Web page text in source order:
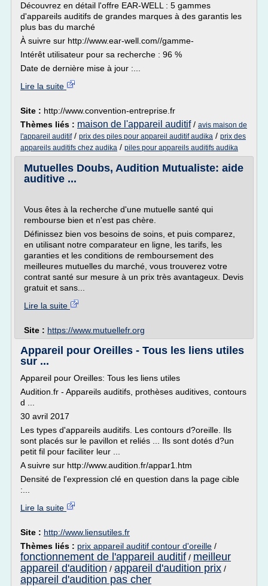
Découvrez en détail l'offre EAR-WELL : 5 gammes
d'appareils auditifs de grandes marques à des garantis les
plus bas du marché
À suivre sur http://www.ear-well.com//gamme-
Intérêt utilisateur pour sa recherche : 96 %
Date de dernière mise à jour :...
Lire la suite
Site : http://www.convention-entreprise.fr
Thèmes liés : maison de l'appareil auditif/ avis maison de
l'appareil auditif/ prix des piles pour appareil auditif audika / prix des
appareils auditifs chez audika / piles pour appareils auditifs audika
Mutuelles Doubs, Audition Mutualiste: aide
auditive ...
Vous êtes à la recherche d'une mutuelle santé qui
rembourse bien et n'est pas chère.
Définissez bien vos besoins de soins, et puis comparez,
en utilisant notre comparateur en ligne, les tarifs, les
garanties et les conditions de remboursement des
meilleures mutuelles du marché, vous trouverez votre
contrat santé sur mesure à un prix très avantageux. Devis
gratuit et sans...
Lire la suite
Site : https://www.mutuellefr.org
Appareil pour Oreilles - Tous les liens utiles
sur ...
Appareil pour Oreilles: Tous les liens utiles
Audition.fr - Appareils auditifs, prothèses auditives, contours
d ...
30 avril 2017
Les types d'appareils auditifs. Les contours d?oreille. Ils
sont placés sur le pavillon et reliés ... Ils sont dotés d?un
petit fil pour faciliter leur ...
A suivre sur http://www.audition.fr/appar1.htm
Densité de l'expression clé en question dans la page cible
:...
Lire la suite
Site : http://www.liensutiles.fr
Thèmes liés : prix appareil auditif contour d'oreille /
fonctionnement de l'appareil auditif / meilleur
appareil d'audition / appareil d'audition prix /
appareil d'audition pas cher